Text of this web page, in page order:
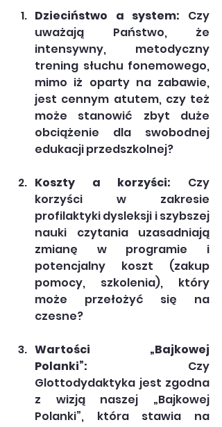
Dzieciństwo a system: Czy
uważają Państwo, że
intensywny, metodyczny
trening słuchu fonemowego,
mimo iż oparty na zabawie,
jest cennym atutem, czy też
może stanowić zbyt duże
obciążenie dla swobodnej
edukacji przedszkolnej?
Koszty a korzyści: Czy
korzyści w zakresie
profilaktyki dysleksji i szybszej
nauki czytania uzasadniają
zmianę w programie i
potencjalny koszt (zakup
pomocy, szkolenia), który
może przełożyć się na
czesne?
Wartości „Bajkowej
Polanki”: Czy
Glottodydaktyka jest zgodna
z wizją naszej „Bajkowej
Polanki”, która stawia na